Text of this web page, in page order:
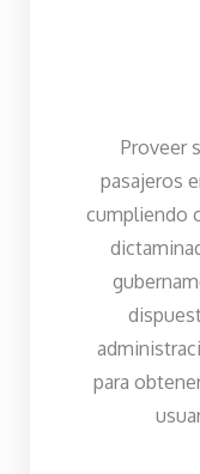
Proveer
pasajeros
cumpliendo
para